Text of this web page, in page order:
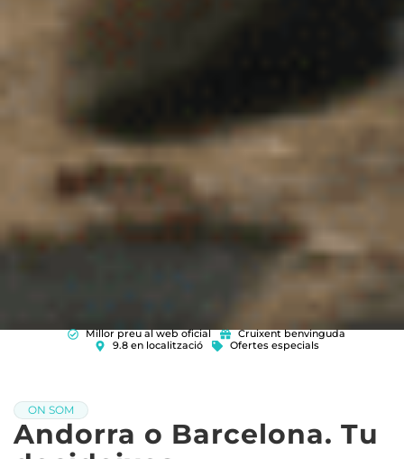
Millor preu al web oficial
Cruixent benvinguda
9.8 en localització
Ofertes especials
ON SOM
Andorra o Barcelona. Tu